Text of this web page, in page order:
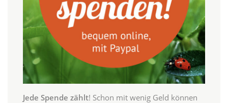
Jede Spende zählt! Schon mit wenig Geld können